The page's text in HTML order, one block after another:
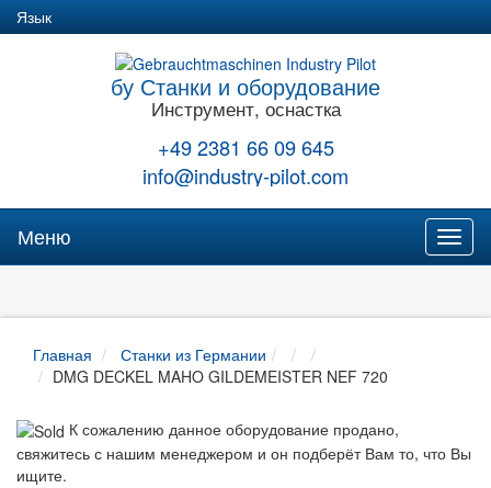
Язык
бу Станки и оборудование
Инструмент, оснастка
+49 2381 66 09 645
info@industry-pilot.com
Меню
Главная
Станки из Германии
DMG DECKEL MAHO GILDEMEISTER NEF 720
К сожалению данное оборудование продано,
свяжитесь с нашим менеджером и он подберёт Вам то, что Вы
ищите.